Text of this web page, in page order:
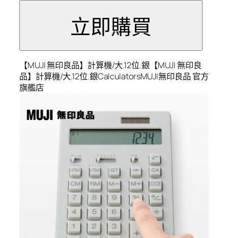
【MUJI 無印良品】計算機/大.12位.銀【MUJI 無印良
品】計算機/大.12位.銀CalculatorsMUJI無印良品 官方
旗艦店